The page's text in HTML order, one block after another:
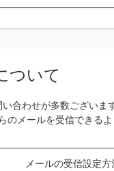
ついて
い合わせが多数ござい
のメールを受信できるよ
メールの受信設定